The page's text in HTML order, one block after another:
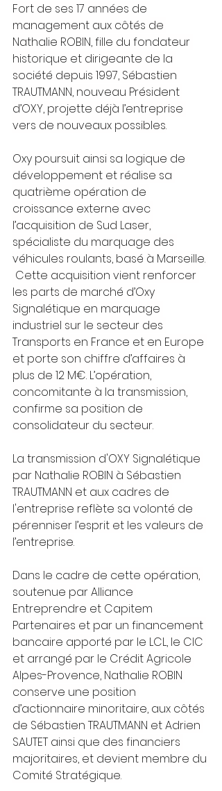
Fort de ses 17 années de
management aux côtés de
Nathalie ROBIN, fille du fondateur
historique et dirigeante de la
société depuis 1997, Sébastien
TRAUTMANN, nouveau Président
d’OXY, projette déjà l’entreprise
vers de nouveaux possibles.
Oxy poursuit ainsi sa logique de
développement et réalise sa
quatrième opération de
croissance externe avec
l’acquisition de Sud Laser,
spécialiste du marquage des
véhicules roulants, basé à Marseille.
Cette acquisition vient renforcer
les parts de marché d’Oxy
Signalétique en marquage
industriel sur le secteur des
Transports en France et en Europe
et porte son chiffre d’affaires à
plus de 12 M€. L’opération,
concomitante à la transmission,
confirme sa position de
consolidateur du secteur.
La transmission d'OXY Signalétique
par Nathalie ROBIN à Sébastien
TRAUTMANN et aux cadres de
l'entreprise reflète sa volonté de
pérenniser l’esprit et les valeurs de
l’entreprise.
Dans le cadre de cette opération,
soutenue par Alliance
Entreprendre et Capitem
Partenaires et par un financement
bancaire apporté par le LCL, le CIC
et arrangé par le Crédit Agricole
Alpes-Provence, Nathalie ROBIN
conserve une position
d’actionnaire minoritaire, aux côtés
de Sébastien TRAUTMANN et Adrien
SAUTET ainsi que des financiers
majoritaires, et devient membre du
Comité Stratégique.